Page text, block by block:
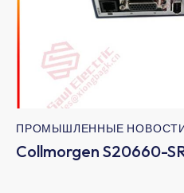
ПРОМЫШЛЕННЫЕ
Collmorgen S20660-